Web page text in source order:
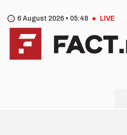
6 August 2026 • 05:48 LIVE